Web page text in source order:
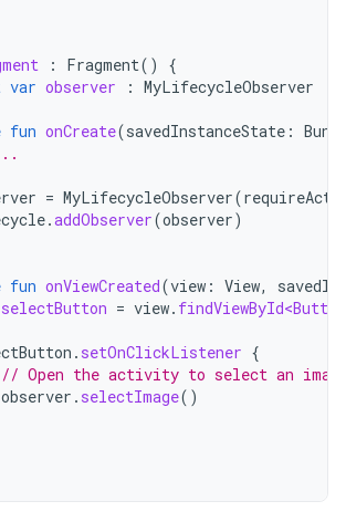
: Fragment()
{
var observer : MyLifecycleObserver
fun onCreate(savedInstanceState :
= MyLifecycleObserver(
.addObserver(observer)
fun onViewCreated(view : View,
selectButton = view. findViewById<Button
. setOnClickListener {
// Open the activity to select an
observer . selectImage()